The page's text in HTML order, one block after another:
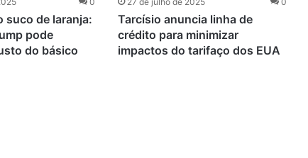
suco de laranja:
pode
do básico
Tarcísio anuncia linha de
crédito para minimizar
impactos do tarifaço dos EUA